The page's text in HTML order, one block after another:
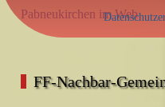
Pabneukirchen im Web
FF-Nachbar-